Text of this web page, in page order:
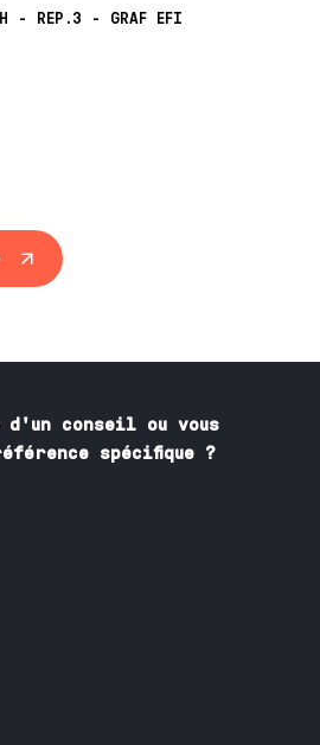
- REP.3 - GRAF EFI
d'un conseil ou vous
spécifique ?